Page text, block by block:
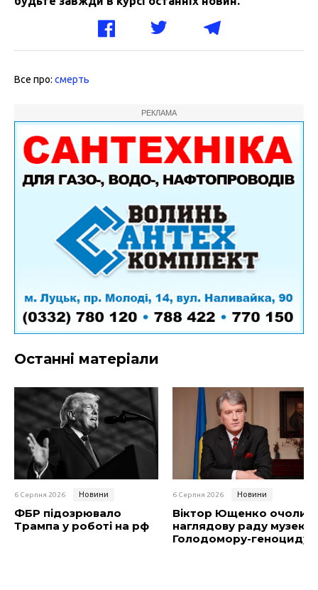
Все про: смерть
РЕКЛАМА
Останні матеріали
6 Серпня 2026 Новини
ФБР підозрювало
Трампа у роботі на рф
6 Серпня 2026 Новини
Віктор Ющенко очолив
наглядову раду музею
Голодомору-геноциду